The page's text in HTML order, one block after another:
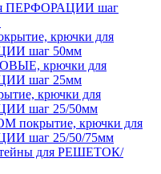
ПЕРФОРАЦИИ шаг
крючки для
шаг 50мм
крючки для
шаг 25мм
крючки для
шаг 25/50мм
покрытие, крючки для
шаг 25/50/75мм
для РЕШЕТОК/